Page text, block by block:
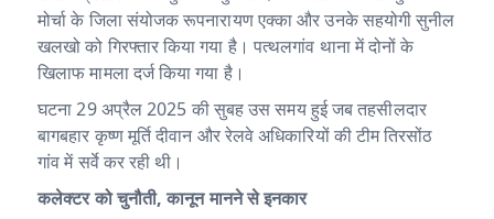
A
p
p
b
o
o
k
ra
m
मोर्चा के जिला संयोजक रूपनारायण एक्का और उनके सहयोगी सुनील
खलखो को गिरफ्तार किया गया है। पत्थलगांव थाना में दोनों के
खिलाफ मामला दर्ज किया गया है।
घटना 29 अप्रैल 2025 की सुबह उस समय हुई जब तहसीलदार
बागबहार कृष्ण मूर्ति दीवान और रेलवे अधिकारियों की टीम तिरसोंठ
गांव में सर्वे कर रही थी।
कलेक्टर को चुनौती, कानून मानने से इनकार